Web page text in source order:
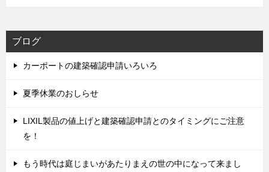
ブログ
カーポートの建築確認申請いろいろ
夏季休業のおしらせ
LIXIL製品の値上げと建築確認申請とのタイミングにご注意
を！
もう時代は庭じまいがあたりまえの世の中になって来まし